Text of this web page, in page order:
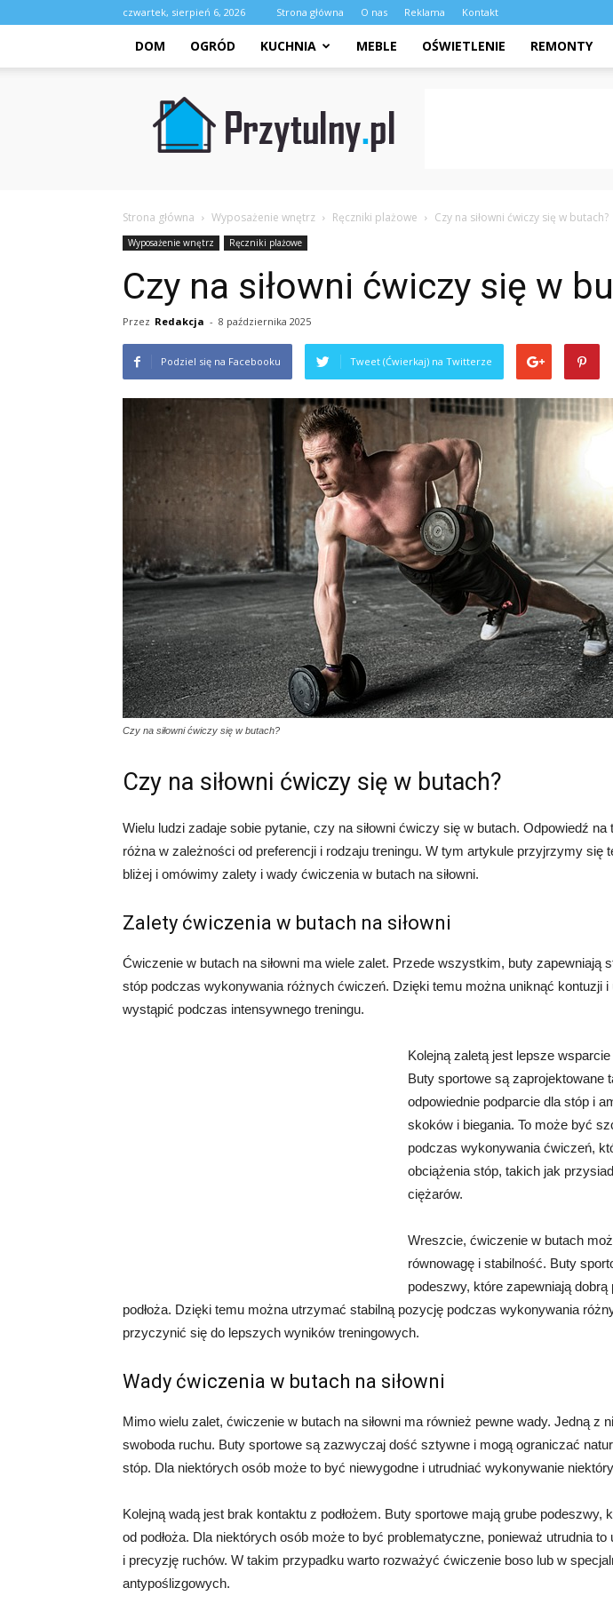
czwartek, sierpień 6, 2026 Strona główna O nas Reklama Kontakt
DOM OGRÓD KUCHNIA MEBLE OŚWIETLENIE REMONTY
Przytulny.pl
Strona główna Wyposażenie wnętrz Ręczniki plażowe Czy na siłowni ćwiczy się w butach?
Wyposażenie wnętrz Ręczniki plażowe
Czy na siłowni ćwiczy się w
Przez Redakcja - 8 października 2025
Podziel się na Facebooku Tweet (Ćwierkaj) na Twitterze
Czy na siłowni ćwiczy się w butach?
Czy na siłowni ćwiczy się w butach?
Wielu ludzi zadaje sobie pytanie, czy na siłowni ćwiczy się w butach. Odpowiedź na
różna w zależności od preferencji i rodzaju treningu. W tym artykule przyjrzymy się
bliżej i omówimy zalety i wady ćwiczenia w butach na siłowni.
Zalety ćwiczenia w butach na siłowni
Ćwiczenie w butach na siłowni ma wiele zalet. Przede wszystkim, buty zapewniają
stóp podczas wykonywania różnych ćwiczeń. Dzięki temu można uniknąć kontuzji i
wystąpić podczas intensywnego treningu.
Kolejną zaletą jest lepsze
Buty sportowe są zaprojektowane
odpowiednie podparcie dla stóp i
skoków i biegania. To może być
podczas wykonywania ćwiczeń,
obciążenia stóp, takich jak
ciężarów.
Wreszcie, ćwiczenie w butach
równowagę i stabilność. Buty
podeszwy, które zapewniają
podłoża. Dzięki temu można utrzymać stabilną pozycję podczas wykonywania
przyczynić się do lepszych wyników treningowych.
Wady ćwiczenia w butach na siłowni
Mimo wielu zalet, ćwiczenie w butach na siłowni ma również pewne wady. Jedną z
swoboda ruchu. Buty sportowe są zazwyczaj dość sztywne i mogą ograniczać
stóp. Dla niektórych osób może to być niewygodne i utrudniać wykonywanie
Kolejną wadą jest brak kontaktu z podłożem. Buty sportowe mają grube podeszwy,
od podłoża. Dla niektórych osób może to być problematyczne, ponieważ utrudnia
i precyzję ruchów. W takim przypadku warto rozważyć ćwiczenie boso lub w
antypoślizgowych.